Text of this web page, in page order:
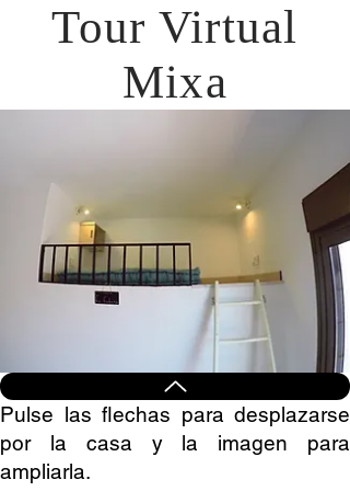
Tour Virtual
Mixa
Pulse las flechas para desplazarse
por la casa y la imagen para
ampliarla.